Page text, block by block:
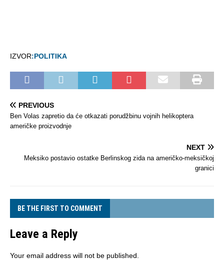
IZVOR:POLITIKA
PREVIOUS
Ben Volas zapretio da će otkazati porudžbinu vojnih helikoptera
američke proizvodnje
NEXT
Meksiko postavio ostatke Berlinskog zida na američko-meksičkoj
granici
BE THE FIRST TO COMMENT
Leave a Reply
Your email address will not be published.